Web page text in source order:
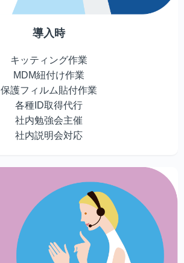
導入時
キッティング作業
MDM紐付け作業
保護フィルム貼付作業
各種ID取得代行
社内勉強会主催
社内説明会対応